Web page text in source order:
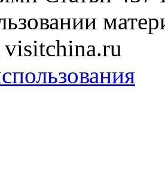
visitchina.ru